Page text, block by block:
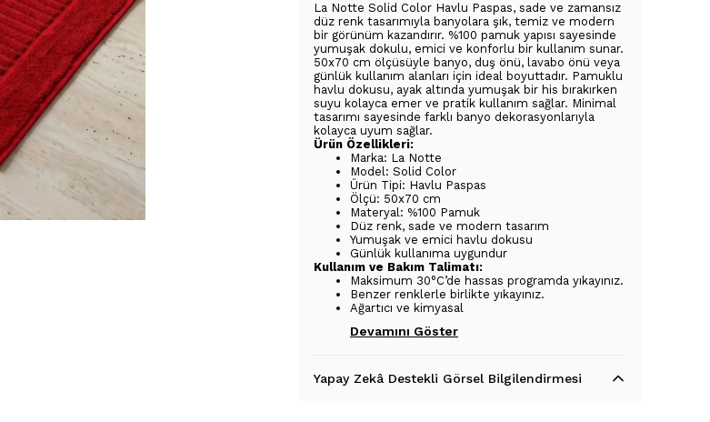
La Notte Solid Color Havlu Paspas, sade ve zamansız
düz renk tasarımıyla banyolara şık, temiz ve modern
bir görünüm kazandırır. %100 pamuk yapısı sayesinde
yumuşak dokulu, emici ve konforlu bir kullanım sunar.
50x70 cm ölçüsüyle banyo, duş önü, lavabo önü veya
günlük kullanım alanları için ideal boyuttadır. Pamuklu
havlu dokusu, ayak altında yumuşak bir his bırakırken
suyu kolayca emer ve pratik kullanım sağlar. Minimal
tasarımı sayesinde farklı banyo dekorasyonlarıyla
kolayca uyum sağlar.
Ürün Özellikleri:
Marka: La Notte
Model: Solid Color
Ürün Tipi: Havlu Paspas
Ölçü: 50x70 cm
Materyal: %100 Pamuk
Düz renk, sade ve modern tasarım
Yumuşak ve emici havlu dokusu
Günlük kullanıma uygundur
Kullanım ve Bakım Talimatı:
Maksimum 30°C’de hassas programda yıkayınız.
Benzer renklerle birlikte yıkayınız.
Ağartıcı ve kimyasal
Devamını Göster
Yapay Zekâ Destekli Görsel Bilgilendirmesi